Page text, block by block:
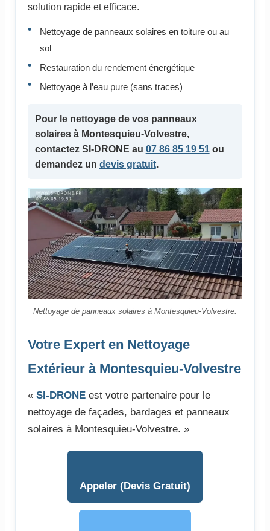
solution rapide et efficace.
Nettoyage de panneaux solaires en toiture ou au
sol
Restauration du rendement énergétique
Nettoyage à l’eau pure (sans traces)
Pour le nettoyage de vos panneaux
solaires à Montesquieu-Volvestre,
contactez SI-DRONE au 07 86 85 19 51ou
demandez un devis gratuit.
Nettoyage de panneaux solaires à Montesquieu-Volvestre.
Votre Expert en Nettoyage
Extérieur à Montesquieu-Volvestre
« SI-DRONEest votre partenaire pour le
nettoyage de façades, bardages et panneaux
solaires à Montesquieu-Volvestre. »
Appeler (Devis Gratuit)